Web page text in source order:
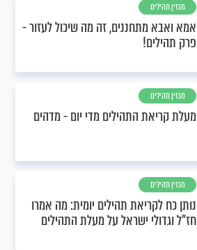
מגזין תהילים
אמא ואבא מתחננים, זה מה שיכול לעזור -
פרק תהילים!
מגזין תהילים
מעלת קריאת התהילים מדי יום - מדהים
מגזין תהילים
נותן כח לקריאת תהילים יומית: מה אמרו
חז"ל וגדולי ישראל על מעלת התהילים